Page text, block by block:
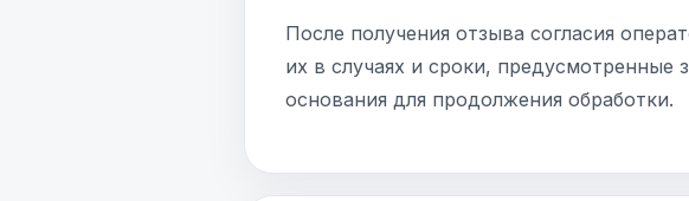
После получения отзыва согласия
их в случаях и сроки, предусмотренные
основания для продолжения обработки.